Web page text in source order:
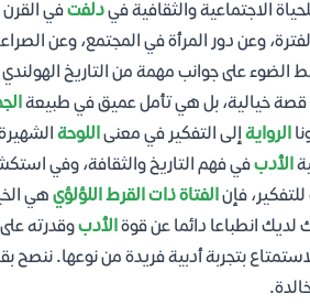
الاجتماعية والثقافية فيدلفتفي القرن
وعن دور المرأة في المجتمع، وعن
الضوء على جوانب مهمة من التاريخ الهولندي
خيالية، بل هي تأمل عميق في طبيعة
الرواية إلى التفكير في معنىاللوحة
الأدبفي فهم التاريخ والثقافة، وفي
فإنالفتاة ذات القرط اللؤلؤي هي
انطباعا دائما عن قوةالأدبوقدرته
بتجربة أدبية فريدة من نوعها. ننصح